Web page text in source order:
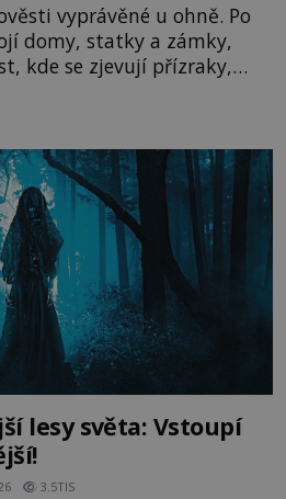
vyprávěné u ohně. Po
domy, statky a zámky,
kde se zjevují přízraky,
zvuky nebo se dějí podivné
podobná svědectví po
tato opakující se svědectví
lesy světa: Vstoupí
3.5TIS